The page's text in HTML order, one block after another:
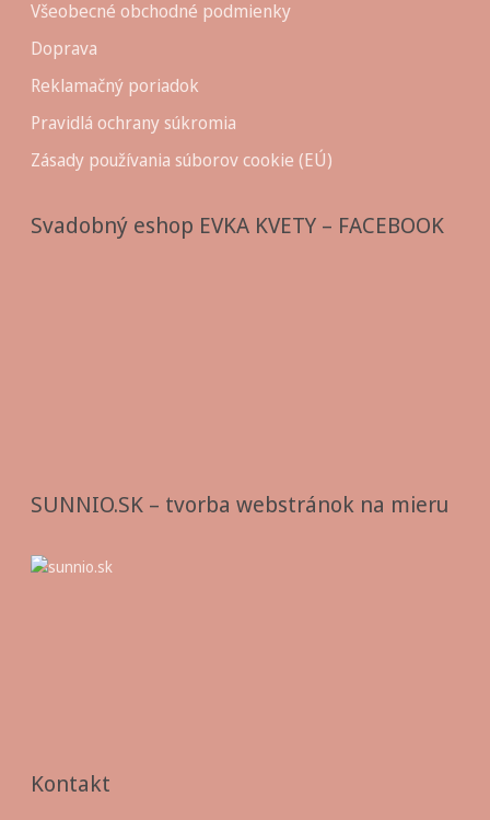
Všeobecné obchodné podmienky
Doprava
Reklamačný poriadok
Pravidlá ochrany súkromia
Zásady používania súborov cookie (EÚ)
Svadobný eshop EVKA KVETY – FACEBOOK
SUNNIO.SK – tvorba webstránok na mieru
Kontakt